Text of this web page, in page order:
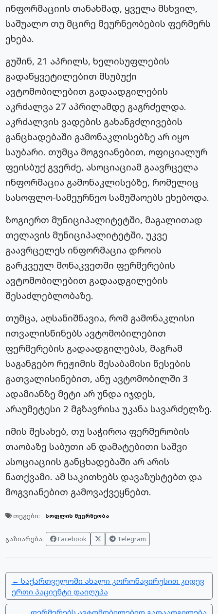
ინფორმაციის თანახმად, ყველა მსხვილ,
საშუალო თუ მცირე მეურნეობების ფერმერს
ეხება.
გუშინ, 21 აპრილს, ხელისუფლების
გადაწყვეტილებით მსუბუქი
ავტომობილებით გადაადგილების
აკრძალვა 27 აპრილამდე გაგრძელდა.
აკრძალვის ვადების გახანგძლივების
განცხადებაში გამონაკლისებზე არ იყო
საუბარი. თუმცა მოგვიანებით, ოფიციალურ
ფეისბუქ გვერძე, ასოციაციამ გაავრცელა
ინფორმაცია გამონაკლისებზე, რომელიც
სასოფლო-სამეურნეო სამუშაოებს ეხებოდა.
ზოგიერთ მუნიციპალიტეტში, მაგალითად
თელავის მუნიციპალიტეტში, უკვე
გაავრცელეს ინფორმაცია დროის
გარკვეულ მონაკვეთში ფერმერების
ავტომობილებით გადაადგილების
შესაძლებლობაზე.
თუმცა, აღსანიშნავია, რომ გამონაკლისი
ითვალისწინებს ავტომობილებით
ფერმერების გადაადგილებას, მაგრამ
საგანგებო რეჟიმის შესაბამისი წესების
გათვალისინებით, ანუ ავტომობილში 3
ადამიანზე მეტი არ უნდა იჯდეს,
არაუმეტესი 2 მგზავრისა უკანა სავარძელზე.
იმის შესახებ, თუ საჭიროა ფერმერობის
თაობაზე საბუთი ან დამატებითი საშვი
ასოციაციის განცხადებაში არ არის
ნათქვამი. ამ საკითხებს დავაზუსტებთ და
მოგვიანებით გამოვაქვეყნებთ.
თეგები: სოფლის მეურნეობა
გაზიარება: Facebook Telegram
← საქართველოში ახალი კორონავირუსით კიდევ
ერთი პაციენტი დაიღუპა